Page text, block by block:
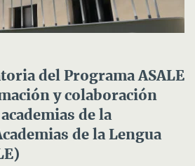
del Programa ASALE
y colaboración
de la
de la Lengua